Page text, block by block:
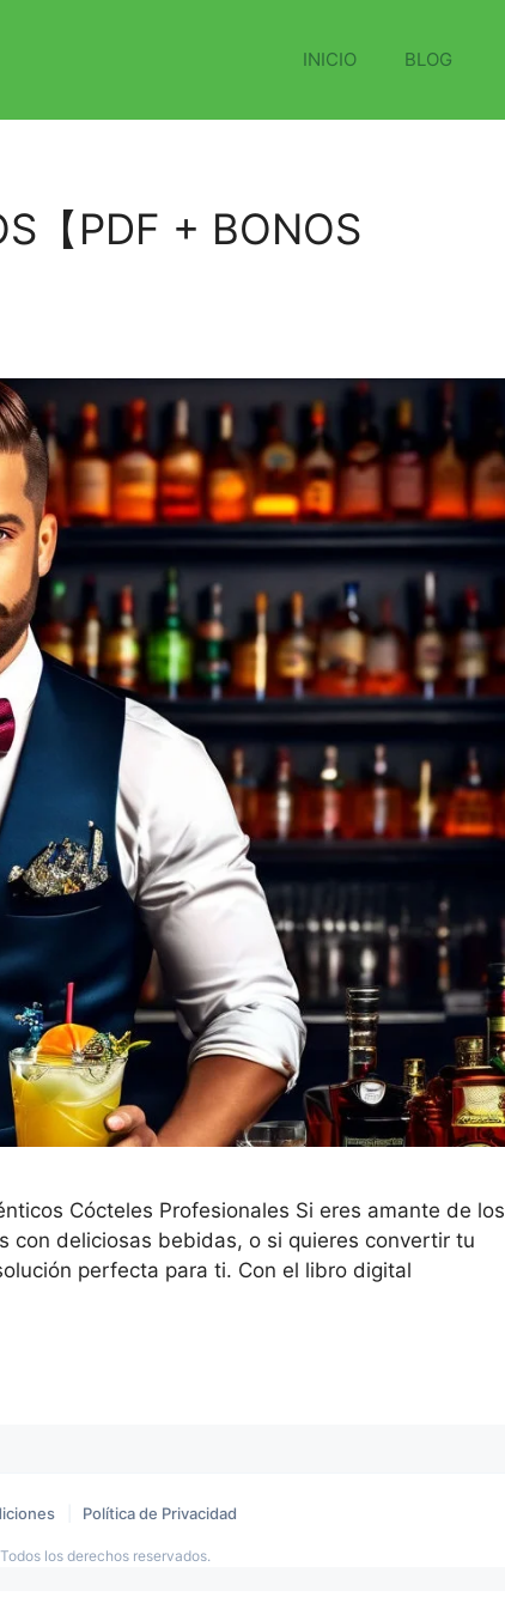
INICIO BLOG
【PDF + BONOS
Cócteles Profesionales Si eres amante de los
con deliciosas bebidas, o si quieres convertir tu
perfecta para ti. Con el libro digital
Política de Privacidad
los derechos reservados.